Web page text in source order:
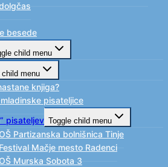
besede
child menu
child menu
knjiga?
pisateljice
pisateljev Toggle child menu
OŠ Partizanska bolnišnica Tinje
Festival Mačje mesto Radenci
Murska Sobota 3